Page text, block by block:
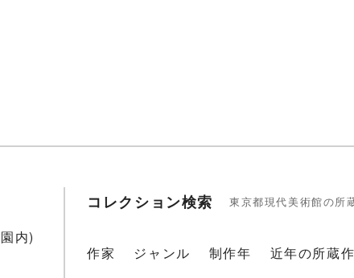
内)
コレクション検索 東京都現代美術館の所
作家 ジャンル 制作年 近年の所蔵